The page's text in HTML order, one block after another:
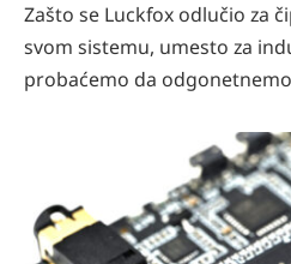
Zašto se Luckfox odlučio za
svom sistemu, umesto za
probaćemo da